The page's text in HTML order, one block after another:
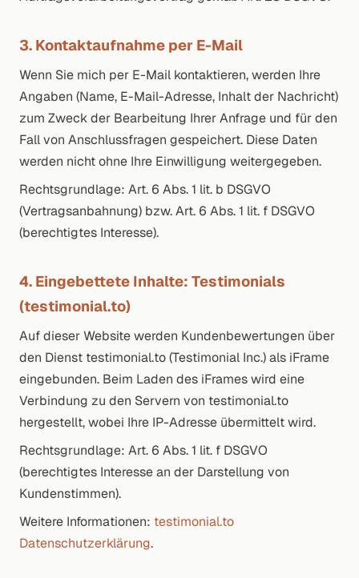
3. Kontaktaufnahme per E-Mail
Wenn Sie mich per E-Mail kontaktieren, werden Ihre
Angaben (Name, E-Mail-Adresse, Inhalt der Nachricht)
zum Zweck der Bearbeitung Ihrer Anfrage und für den
Fall von Anschlussfragen gespeichert. Diese Daten
werden nicht ohne Ihre Einwilligung weitergegeben.
Rechtsgrundlage: Art. 6 Abs. 1 lit. b DSGVO
(Vertragsanbahnung) bzw. Art. 6 Abs. 1 lit. f DSGVO
(berechtigtes Interesse).
4. Eingebettete Inhalte: Testimonials
(testimonial.to)
Auf dieser Website werden Kundenbewertungen über
den Dienst testimonial.to (Testimonial Inc.) als iFrame
eingebunden. Beim Laden des iFrames wird eine
Verbindung zu den Servern von testimonial.to
hergestellt, wobei Ihre IP-Adresse übermittelt wird.
Rechtsgrundlage: Art. 6 Abs. 1 lit. f DSGVO
(berechtigtes Interesse an der Darstellung von
Kundenstimmen).
Weitere Informationen: testimonial.to
Datenschutzerklärung.